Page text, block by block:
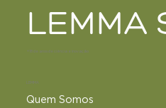
LEMMA
+18 de anos de ciência e inovação
Quem Somos